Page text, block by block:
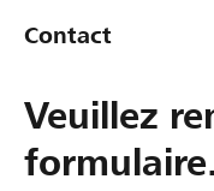
Contact
Veuillez
formulaire.